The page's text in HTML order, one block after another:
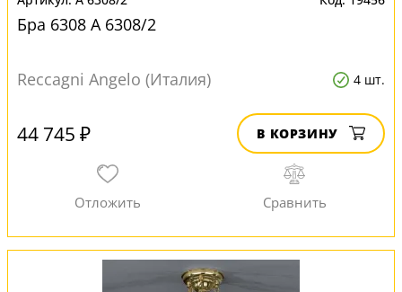
Бра 6308 A 6308/2
Reccagni Angelo (Италия) 4 шт.
44 745 ₽ В КОРЗИНУ